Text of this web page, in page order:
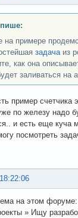
на примере
задачаиз
как она
заливаться на
пример счетчика
по железу надо
и есть еще куча
посмотреть
на этом форуме:
» Ищу